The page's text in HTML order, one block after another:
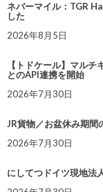
ネバーマイル：TGR
した
2026年8月5日
【トドケール】マル
とのAPI連携を開始
2026年7月30日
JR貨物／お盆休み期間
2026年7月30日
にしてつドイツ現地法